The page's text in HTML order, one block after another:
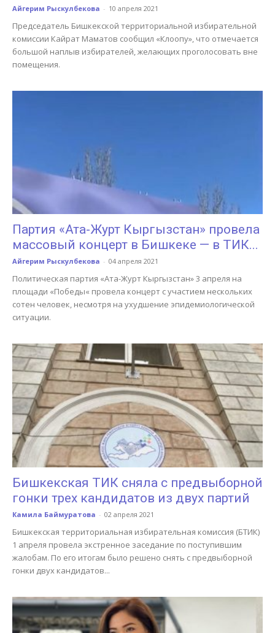
Айгерим Рыскулбекова - 10 апреля 2021
Председатель Бишкекской территориальной избирательной
комиссии Кайрат Маматов сообщил «Клоопу», что отмечается
большой наплыв избирателей, желающих проголосовать вне
помещения.
Партия «Ата-Журт Кыргызстан» провела
массовый концерт в Бишкеке — в ТИК...
Айгерим Рыскулбекова - 04 апреля 2021
Политическая партия «Ата-Журт Кыргызстан» 3 апреля на
площади «Победы« провела концерт с участием нескольких
сотен человек, несмотря на ухудшение эпидемиологической
ситуации.
Бишкекская ТИК сняла с предвыборной
гонки трех кандидатов из двух партий
Камила Баймуратова - 02 апреля 2021
Бишкекская территориальная избирательная комиссия (БТИК)
1 апреля провела экстренное заседание по поступившим
жалобам. По его итогам было решено снять с предвыборной
гонки двух кандидатов...